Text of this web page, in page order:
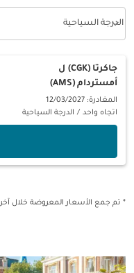
فئة المقصورة option الدرجة السياحية Selected
الدرجة السياحية
keyboard_arrow_down
جاكرتا (CGK)
ل
أمستردام (AMS)
المغادرة: 12/03/2027
اتجاه واحد / الدرجة السياحية
* تم جمع الأسعار المعروضة خلال آخر 48 ساعة وقد لا تكون متاحة وقت الحجز.